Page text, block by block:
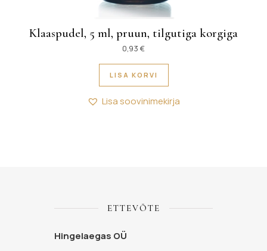
Klaaspudel, 5 ml, pruun, tilgutiga korgiga
0,93 €
LISA KORVI
Lisa soovinimekirja
ETTEVÕTE
Hingelaegas OÜ